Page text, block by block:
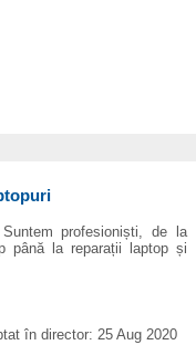
profesioniști, de la
până la reparații laptop și
în director: 25 Aug 2020